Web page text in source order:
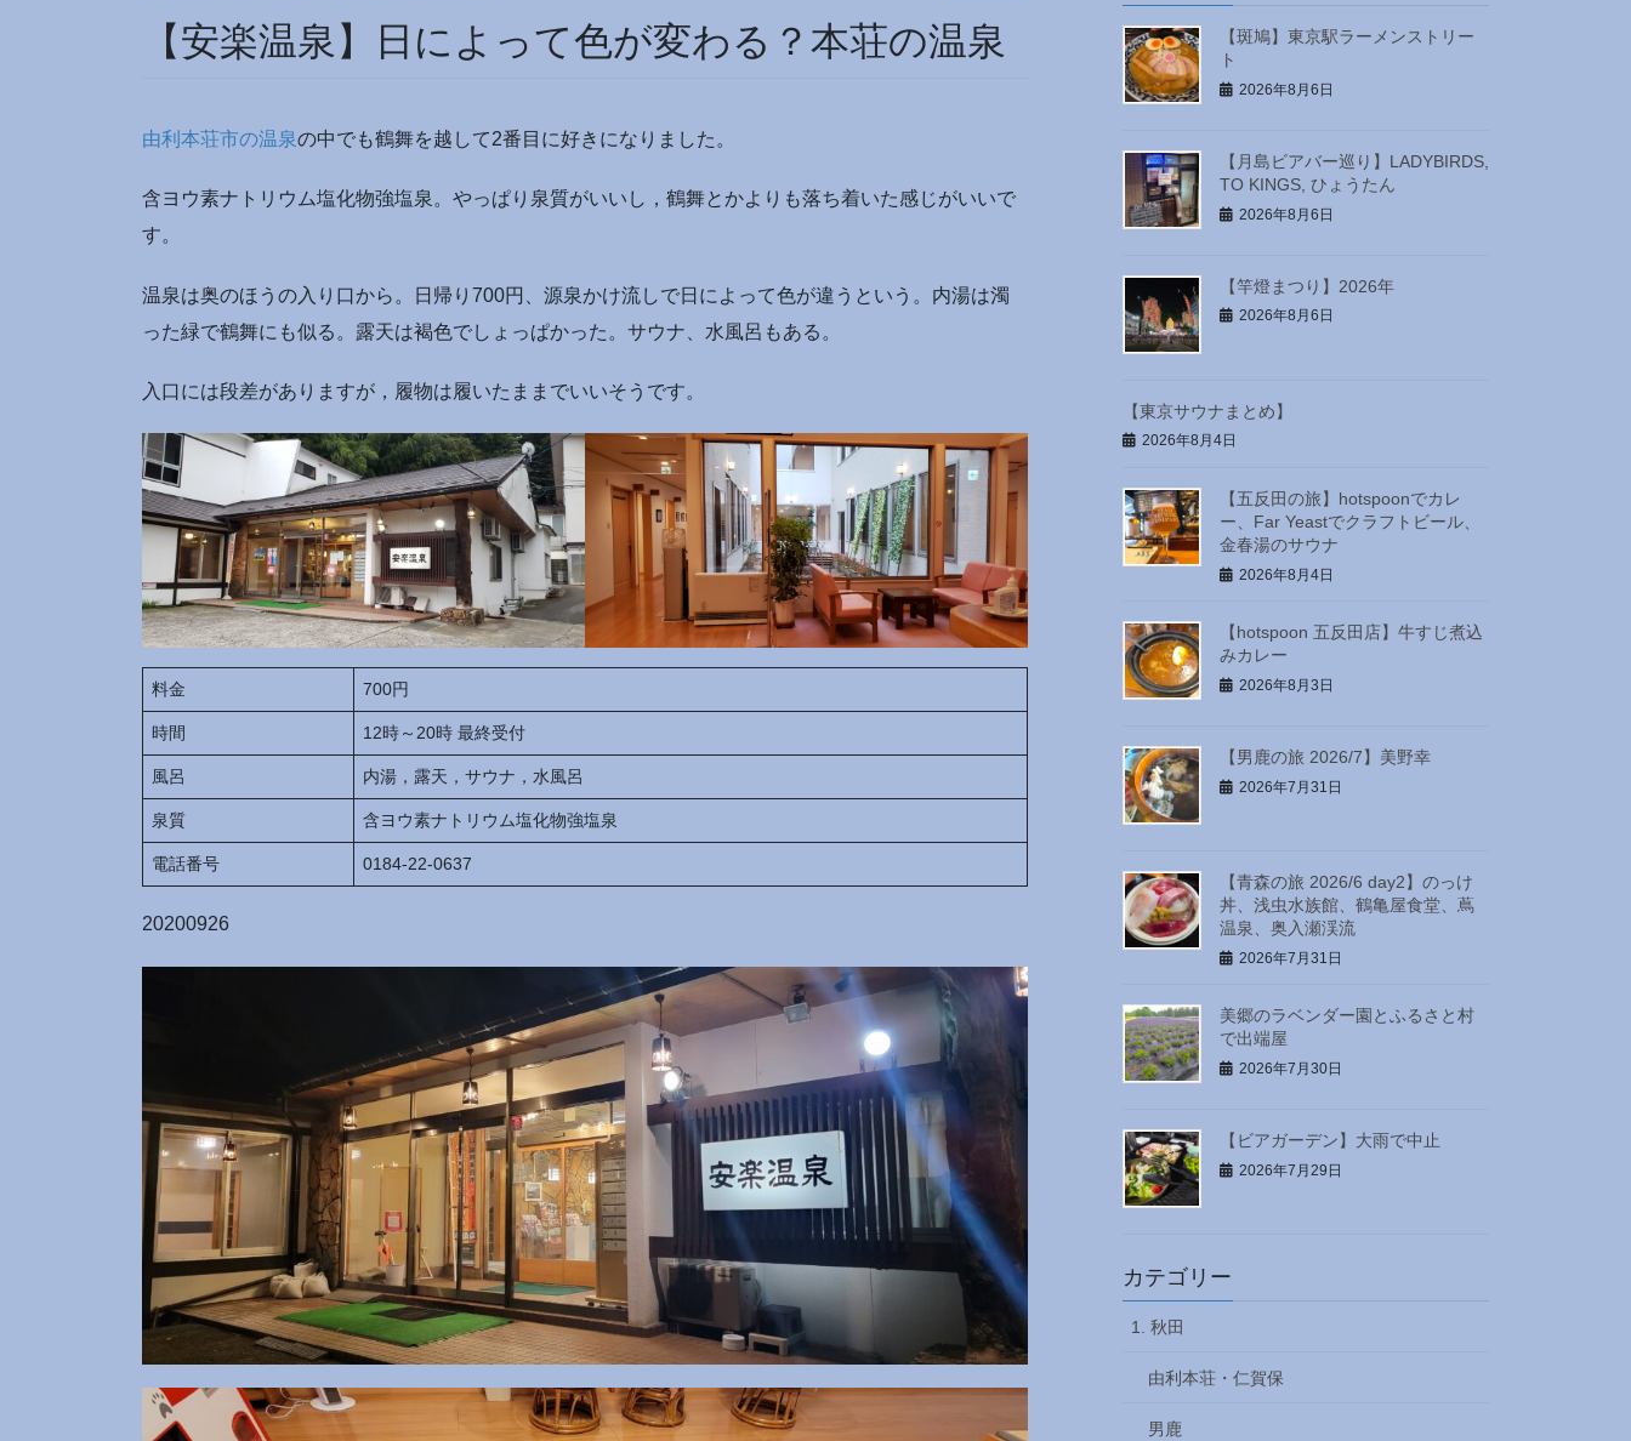
【安楽温泉】日によって色が変わる？本荘の温泉
由利本荘市の温泉の中でも鶴舞を越して2番目に好きになりました。
含ヨウ素ナトリウム塩化物強塩泉。やっぱり泉質がいいし，鶴舞とかよりも落ち着いた感じがいいで
す。
温泉は奥のほうの入り口から。日帰り700円、源泉かけ流しで日によって色が違うという。内湯は濁
った緑で鶴舞にも似る。露天は褐色でしょっぱかった。サウナ、水風呂もある。
入口には段差がありますが，履物は履いたままでいいそうです。
料金 700円
時間 12時～20時 最終受付
風呂 内湯，露天，サウナ，水風呂
泉質 含ヨウ素ナトリウム塩化物強塩泉
電話番号 0184-22-0637
20200926
【斑鳩】東京駅ラーメンストリー
ト
2026年8月6日
【月島ビアバー巡り】LADYBIRDS,
TO KINGS, ひょうたん
2026年8月6日
【竿燈まつり】2026年
2026年8月6日
【東京サウナまとめ】
2026年8月4日
【五反田の旅】hotspoonでカレ
ー、Far Yeastでクラフトビール、
金春湯のサウナ
2026年8月4日
【hotspoon 五反田店】牛すじ煮込
みカレー
2026年8月3日
【男鹿の旅 2026/7】美野幸
2026年7月31日
【青森の旅 2026/6 day2】のっけ
丼、浅虫水族館、鶴亀屋食堂、蔦
温泉、奥入瀬渓流
2026年7月31日
美郷のラベンダー園とふるさと村
で出端屋
2026年7月30日
【ビアガーデン】大雨で中止
2026年7月29日
カテゴリー
1. 秋田
由利本荘・仁賀保
男鹿